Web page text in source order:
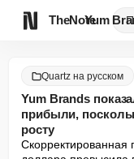
TheNote
Quartz на русском
Yum Brands
прибыли,
росту